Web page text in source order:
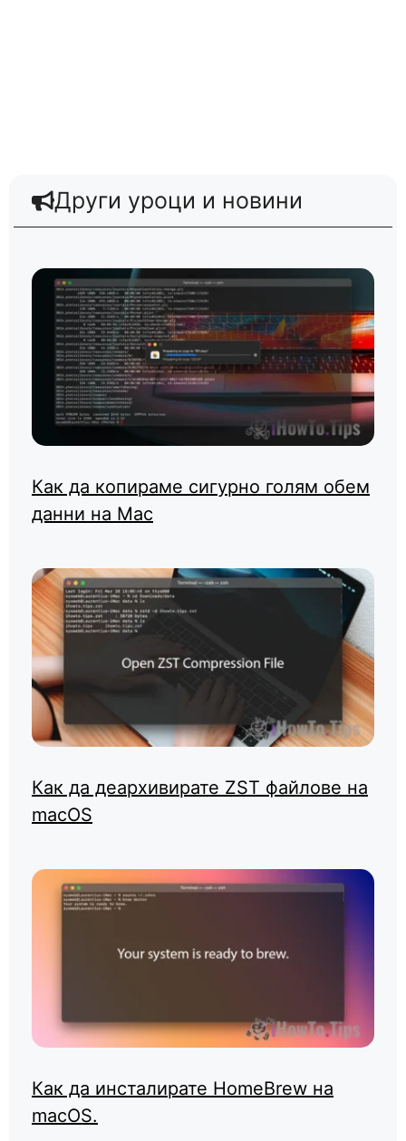
Други уроци и новини
Как да копираме сигурно голям обем
данни на Mac
Как да деархивирате ZST файлове на
macOS
Как да инсталирате HomeBrew на
macOS.